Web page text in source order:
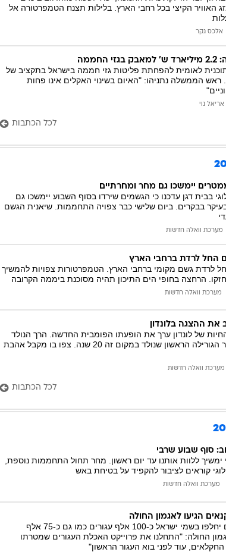
האוויר הקיצי בכל רחבי הארץ. בלילות תצנח הטמפרטורה אל
אלכס גקר
לאומית להפחתת פליטות גזי חממה בישראל בתקציב של
ראש הממשלה נתניהו: "האיום בשינוי האקלים אינו פחות
אריאל נוי
לכל הכתבות
יימשכו גם מחר ומחרתיים
בבית דגן עדכנו כי הגשמים שירדו בסוף השבוע יימשכו גם
בעיקר בבקרים. ביום שלישי כבר צפויה התחממות. שיאנית הגשם
מערכת וואלה חדשות
החל לרדת ברחבי הארץ
לרדת גשם מקומי ברחבי הארץ. הטמפרטורות צפויות להמשיך
הרחצה בחופי הים התיכון תהיה מסוכנת ביממה הקרובה
מערכת וואלה חדשות
את ההצגה בלונדון
של לונדון ערך את הופעתו הפומבית החדשה. הרך הנולד
וחסר השם הוא גור הגורילה הראשון שנולד במקום זה 20 שנה. צפו בו מקבל אהבת
מערכת וואלה חדשות
לכל הכתבות
סוף שבוע שרבי
ימשיך ללוות אותנו עד יום ראשון. מחר תחול התחממות נוספת,
קוראים לציבור להקפיד על בטיחת באש
מערכת וואלה חדשות
הגיעו לאגמון החולה
בשבועות הקרובים יחלפו בשמי ישראל כ-100 אלף עגורים כמו גם כ-75 אלף
החולה: "התחלנו את פרוייקט האכלת העגורים שמטרתו
עוד לפני בוא העגור הראשון"